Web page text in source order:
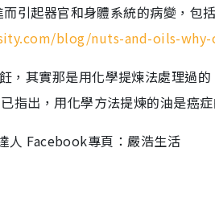
引起器官和身體系統的病變，包
blog/nuts-and-oils-why-
，其實那是用化學提煉法處理過
指出，用化學方法提煉的油是癌症
人 Facebook專頁：嚴浩生活